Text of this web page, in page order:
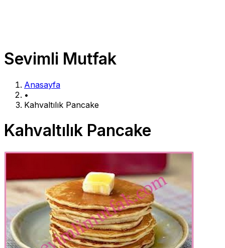
Sevimli Mutfak
Anasayfa
•
Kahvaltılık Pancake
Kahvaltılık Pancake